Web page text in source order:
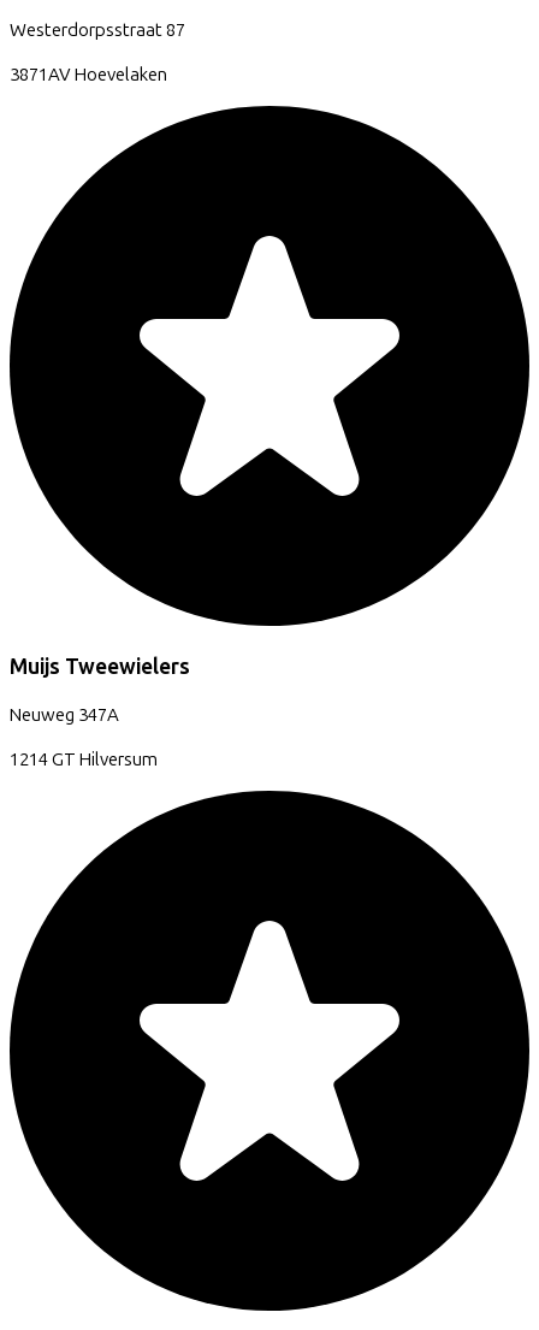
Westerdorpsstraat87
3871AVHoevelaken
Muijs Tweewielers
Neuweg 347A
1214 GT Hilversum